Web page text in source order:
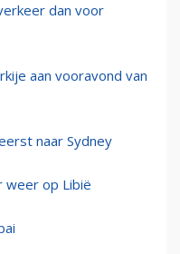
dan voor
aan vooravond van
naar Sydney
weer op Libië